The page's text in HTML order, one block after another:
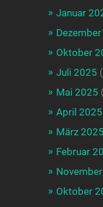
Januar
Oktober
Juli 2025
Mai 2025
April 2025
März 2025
Februar
Oktober